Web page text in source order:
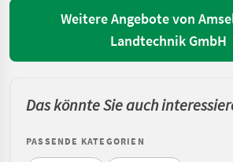
Weitere Angebote von
Landtechnik GmbH
Das könnte Sie auch
PASSENDE KATEGORIEN